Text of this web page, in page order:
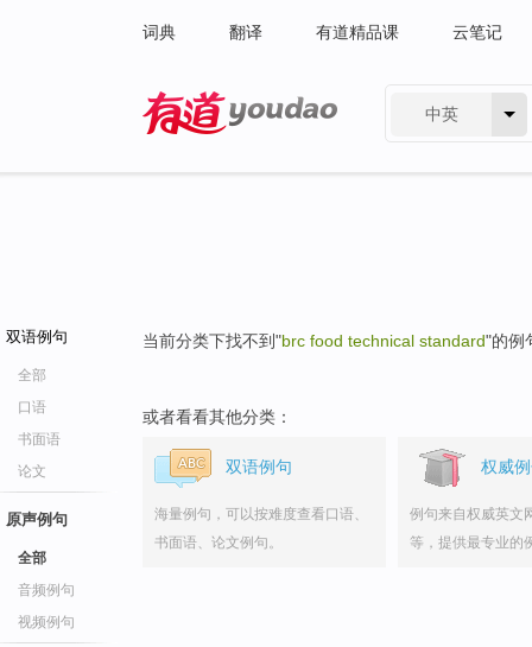
词典 翻译 有道精品课 云笔记
中英
双语例句
全部
口语
书面语
论文
原声例句
全部
音频例句
视频例句
当前分类下找不到"brc food technical standard"的例
或者看看其他分类：
双语例句
海量例句，可以按难度查看口语、
书面语、论文例句。
权威
例句来自权威英文
等，提供最专业的